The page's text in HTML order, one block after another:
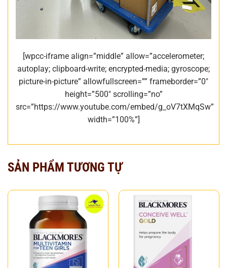
[wpcc-iframe align=”middle” allow=”accelerometer;
autoplay; clipboard-write; encrypted-media; gyroscope;
picture-in-picture” allowfullscreen=”” frameborder=”0″
height=”500″ scrolling=”no”
src=”https://www.youtube.com/embed/g_oV7tXMqSw”
width=”100%”]
SẢN PHẨM TƯƠNG TỰ